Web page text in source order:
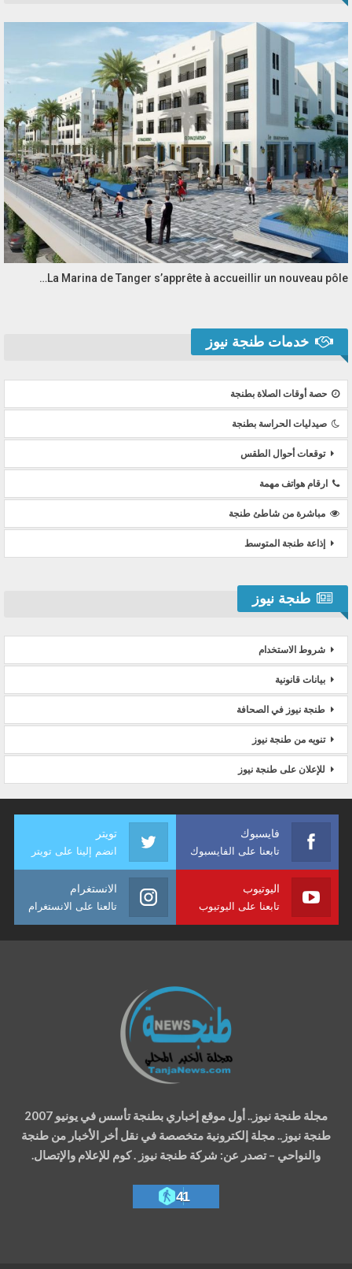
La Marina de Tanger s’apprête à accueillir un nouveau pôle…
خدمات طنجة نيوز
حصة أوقات الصلاة بطنجة
صيدليات الحراسة بطنجة
توقعات أحوال الطقس
ارقام هواتف مهمة
مباشرة من شاطئ طنجة
إذاعة طنجة المتوسط
طنجة نيوز
شروط الاستخدام
بيانات قانونية
طنجة نيوز في الصحافة
تنويه من طنجة نيوز
للإعلان على طنجة نيوز
فايسبوك
تابعنا على الفايسبوك
تويتر
انضم إلينا على تويتر
اليوتيوب
تابعنا على اليوتيوب
الانستغرام
تالعنا على الانستغرام
مجلة طنجة نيوز.. أول موقع إخباري بطنجة تأسس في يونيو 2007
طنجة نيوز.. مجلة إلكترونية متخصصة في نقل أخر الأخبار من طنجة
والنواحي – تصدر عن: شركة طنجة نيوز . كوم للإعلام والإتصال.
41